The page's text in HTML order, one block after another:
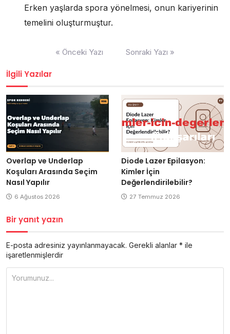
Erken yaşlarda spora yönelmesi, onun kariyerinin
temelini oluşturmuştur.
« Önceki Yazı Sonraki Yazı »
İlgili Yazılar
Overlap ve Underlap
Koşuları Arasında Seçim
Nasıl Yapılır
6 Ağustos 2026
Diode Lazer Epilasyon:
Kimler İçin
Değerlendirilebilir?
27 Temmuz 2026
Bir yanıt yazın
E-posta adresiniz yayınlanmayacak. Gerekli alanlar * ile
işaretlenmişlerdir